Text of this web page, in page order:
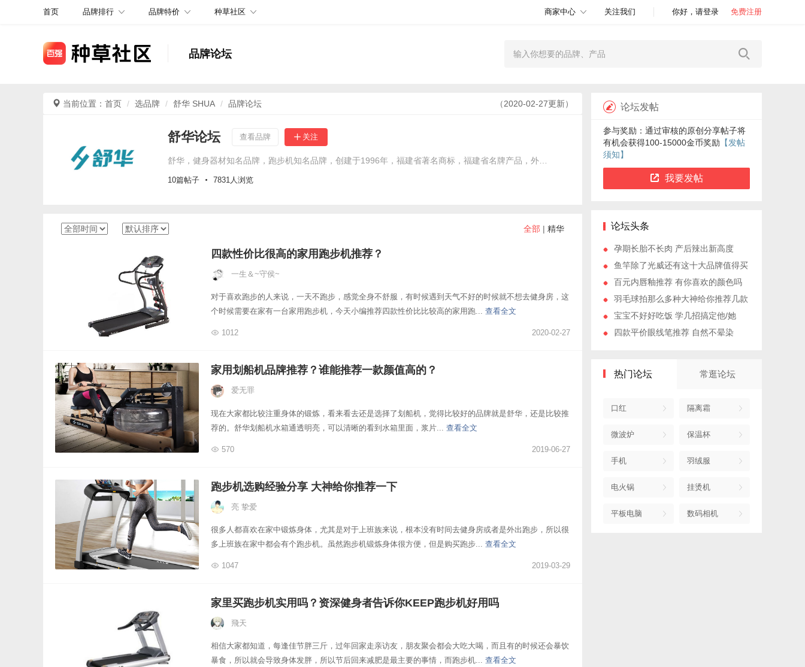
首页 品牌排行 品牌特价 种草社区 商家中心 关注我们 你好，请登录 免费注册
品牌论坛
当前位置： 首页 选品牌 舒华 SHUA 品牌论坛 （2020-02-27更新）
舒华论坛 查看品牌
10篇帖子 7831人浏览
全部 | 精华
四款性价比很高的家用跑步机推荐？
一生＆~守侯~
对于喜欢跑步的人来说，一天不跑步，感觉全身不舒服，有时候遇到天气不好的时候就不想去健身房，这
个时候需要在家有一台家用跑步机，今天小编推荐四款性价比比较高的家用跑... 查看全文
1012 2020-02-27
家用划船机品牌推荐？谁能推荐一款颜值高的？
爱无罪
现在大家都比较注重身体的锻炼，看来看去还是选择了划船机，觉得比较好的品牌就是舒华，还是比较推
荐的。舒华划船机水箱通透明亮，可以清晰的看到水箱里面，浆片... 查看全文
570 2019-06-27
跑步机选购经验分享 大神给你推荐一下
亮 挚爱
很多人都喜欢在家中锻炼身体，尤其是对于上班族来说，根本没有时间去健身房或者是外出跑步，所以很
多上班族在家中都会有个跑步机。虽然跑步机锻炼身体很方便，但是购买跑步... 查看全文
1047 2019-03-29
家里买跑步机实用吗？资深健身者告诉你KEEP跑步机好用吗
飛天
相信大家都知道，每逢佳节胖三斤，过年回家走亲访友，朋友聚会都会大吃大喝，而且有的时候还会暴饮
暴食，所以就会导致身体发胖，所以节后回来减肥是最主要的事情，而跑步机... 查看全文
论坛发帖
参与奖励：通过审核的原创分享帖子将
有机会获得100-15000金币奖励 【发帖
须知】
我要发帖
论坛头条
孕期长胎不长肉 产后辣出新高度
鱼竿除了光威还有这十大品牌值得买
百元内唇釉推荐 有你喜欢的颜色吗
羽毛球拍那么多种大神给你推荐几款
宝宝不好好吃饭 学几招搞定他/她
四款平价眼线笔推荐 自然不晕染
热门论坛 常逛论坛
口红 隔离霜
微波炉 保温杯
手机 羽绒服
电火锅 挂烫机
平板电脑 数码相机